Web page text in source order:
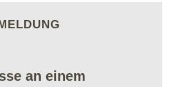
an einem